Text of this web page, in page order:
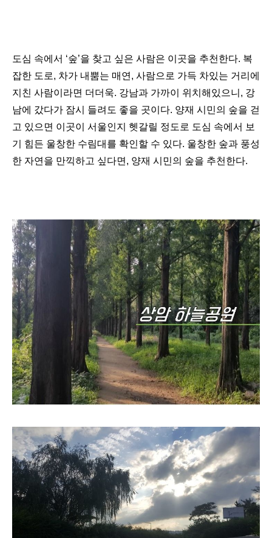
도심 속에서 ‘숲’을 찾고 싶은 사람은 이곳을 추천한다. 복
잡한 도로, 차가 내뿜는 매연 , 사람으로 가득 차있는 거리에
지친 사람이라면 더더욱. 강남과 가까이 위치해있으니 , 강
남에 갔다가 잠시 들려도 좋을 곳이다. 양재 시민의 숲을 걷
고 있으면 이곳이 서울인지 헷갈릴 정도로 도심 속에서 보
기 힘든 울창한 수림대를 확인할 수 있다. 울창한 숲과 풍성
한 자연을 만끽하고 싶다면 , 양재 시민의 숲을 추천한다.